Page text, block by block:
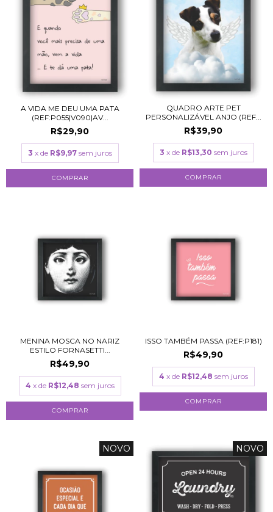
A VIDA ME DEU UMA PATA
(REF:P055|V090|AV...
R$29,90
3 x de R$9,97 sem juros
COMPRAR
QUADRO ARTE PET
PERSONALIZÁVEL ANJO (REF...
R$39,90
3 x de R$13,30 sem juros
COMPRAR
MENINA MOSCA NO NARIZ
ESTILO FORNASETTI...
R$49,90
4 x de R$12,48 sem juros
COMPRAR
ISSO TAMBÉM PASSA (REF:P181)
R$49,90
4 x de R$12,48 sem juros
COMPRAR
NOVO NOVO